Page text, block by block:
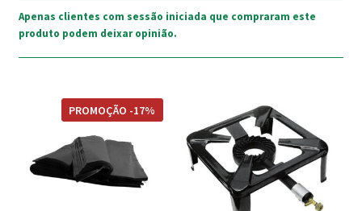
Apenas clientes com sessão iniciada que compraram este
produto podem deixar opinião.
PROMOÇÃO -17%